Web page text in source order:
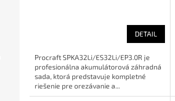
DETAIL
Procraft SPKA32Li/ES32Li/EP3.0R je
profesionálna akumulátorová záhradná
sada, ktorá predstavuje kompletné
riešenie pre orezávanie a...